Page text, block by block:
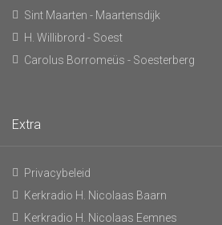
Sint Maarten - Maartensdijk
H. Willibrord - Soest
Carolus Borromeüs - Soesterberg
Extra
Privacybeleid
Kerkradio H. Nicolaas Baarn
Kerkradio H. Nicolaas Eemnes